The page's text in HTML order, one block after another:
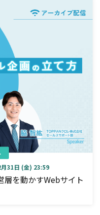
31日 (金) 23:59
層を動かすWebサイト